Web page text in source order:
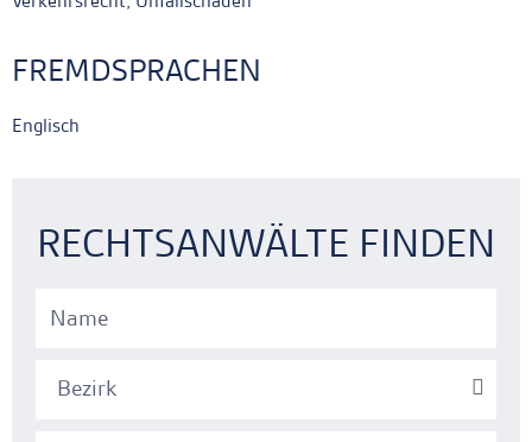
FREMDSPRACHEN
Englisch
RECHTSANWÄLTE FINDEN
Bezirk